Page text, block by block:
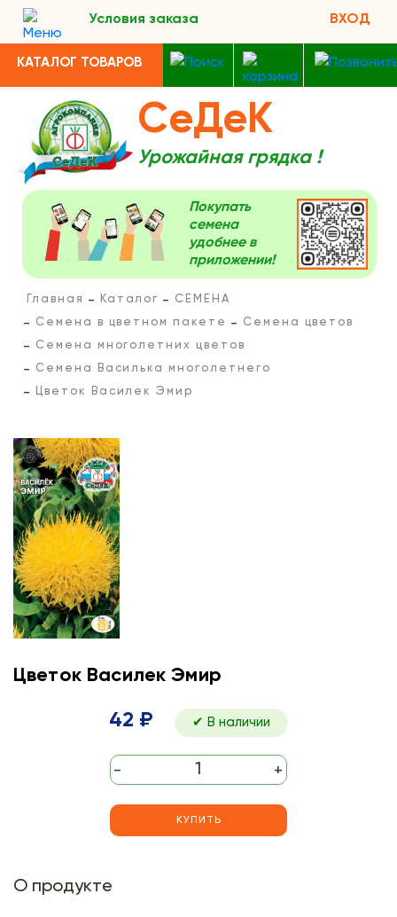
Условия заказа ВХОД
КАТАЛОГ ТОВАРОВ
СеДеК
Урожайная грядка !
Покупать
семена
удобнее в
приложении!
Главная Каталог
СЕМЕНА
Семена в цветном пакете
Семена цветов
Семена многолетних цветов
Семена Василька многолетнего
Цветок Василек Эмир
Цветок Василек Эмир
42 ₽ ✔ В наличии
- +
КУПИТЬ
О продукте